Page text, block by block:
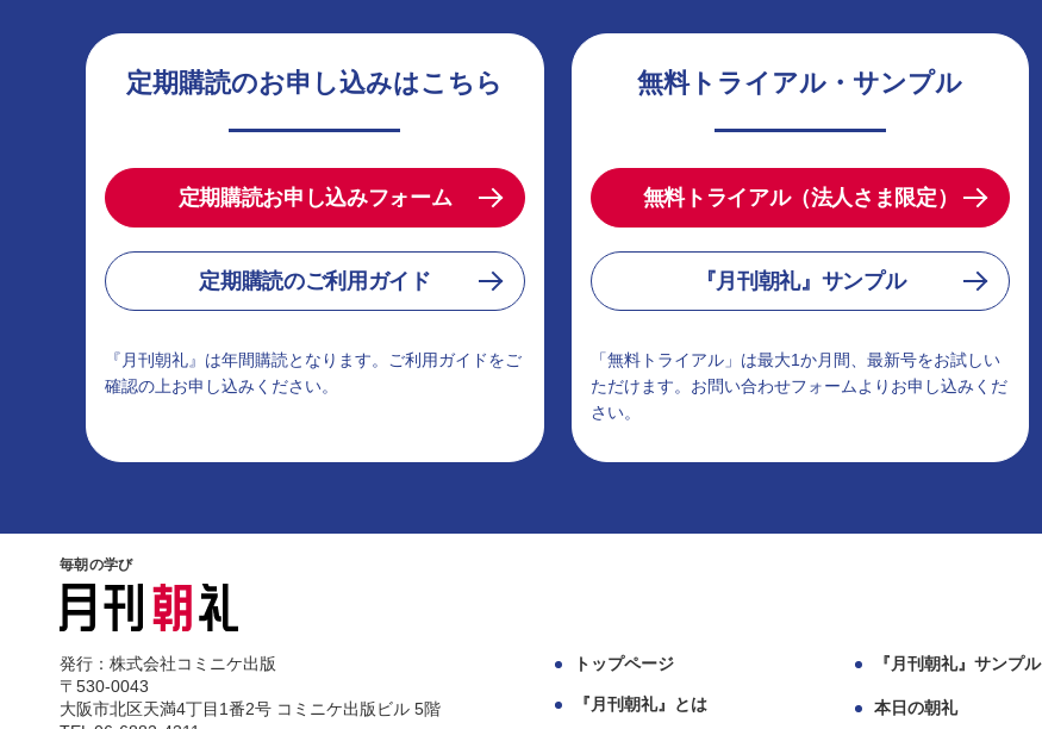
定期購読のお申し込みはこちら
定期購読お申し込みフォーム
定期購読のご利用ガイド
『月刊朝礼』は年間購読となります。ご利用ガイドをご
確認の上お申し込みください。
無料トライアル・サンプル
無料トライアル（法人さま限定）
『月刊朝礼』サンプル
「無料トライアル」は最大1か月間、最新号をお試しい
ただけます。お問い合わせフォームよりお申し込みくだ
さい。
毎朝の学び
発行：株式会社コミニケ出版
〒530-0043
大阪市北区天満4丁目1番2号 コミニケ出版ビル 5階
トップページ
『月刊朝礼』とは
『月刊朝礼』サンプル
本日の朝礼